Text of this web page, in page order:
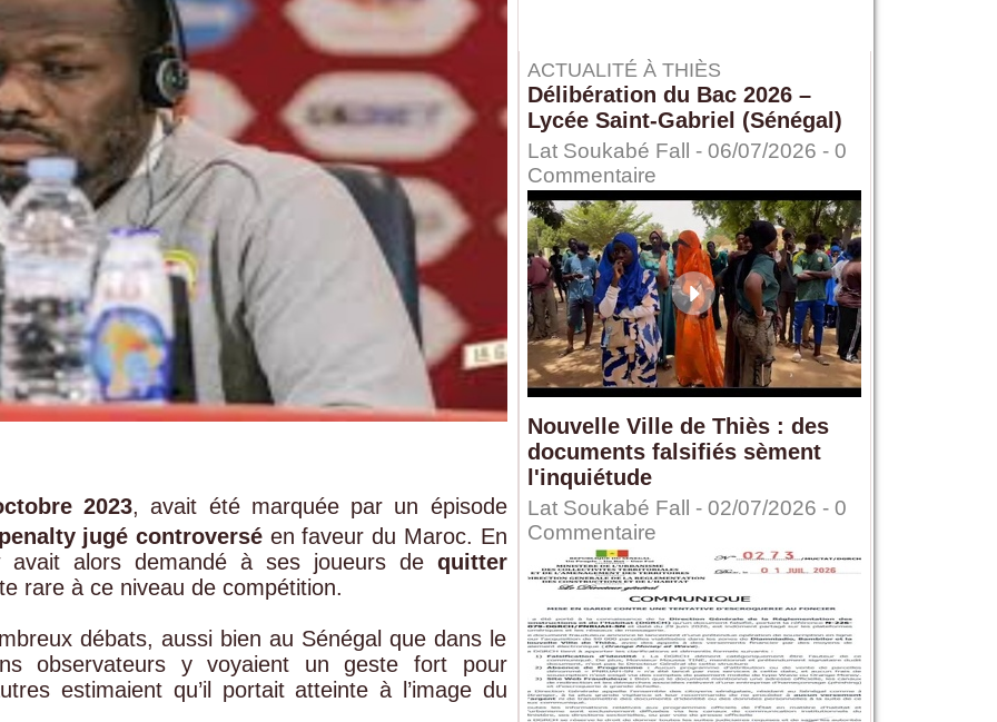
2023, avait été marquée par un épisode
jugé controversé en faveur du Maroc. En
avait alors demandé à ses joueurs de quitter
rare à ce niveau de compétition.
débats, aussi bien au Sénégal que dans le
observateurs y voyaient un geste fort pour
estimaient qu’il portait atteinte à l’image du
ACTUALITÉ À THIÈS
Délibération du Bac 2026 –
Lycée Saint-Gabriel (Sénégal)
Lat Soukabé Fall - 06/07/2026 - 0
Commentaire
Nouvelle Ville de Thiès : des
documents falsifiés sèment
l'inquiétude
Lat Soukabé Fall - 02/07/2026 - 0
Commentaire